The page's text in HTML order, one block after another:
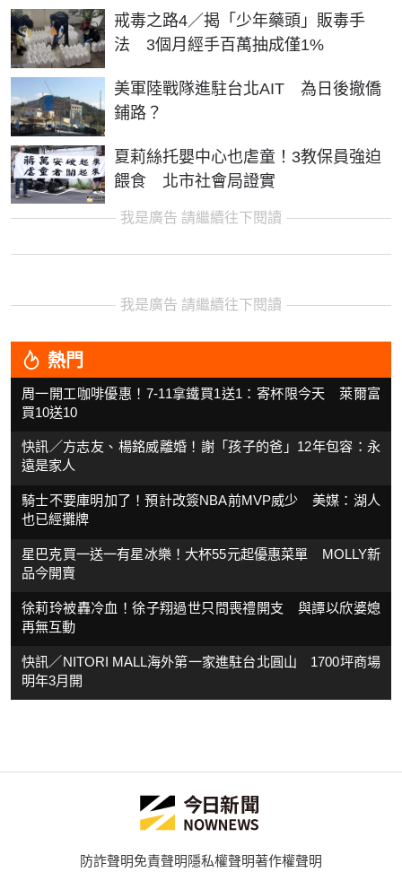
戒毒之路4／揭「少年藥頭」販毒手
法 3個月經手百萬抽成僅1%
美軍陸戰隊進駐台北AIT 為日後撤僑
鋪路？
夏莉絲托嬰中心也虐童！3教保員強迫
餵食 北市社會局證實
我是廣告 請繼續往下閱讀
我是廣告 請繼續往下閱讀
熱門
周一開工咖啡優惠！7-11拿鐵買1送1：寄杯限今天 萊爾富
買10送10
快訊／方志友、楊銘威離婚！謝「孩子的爸」12年包容：永
遠是家人
騎士不要庫明加了！預計改簽NBA前MVP威少 美媒：湖人
也已經攤牌
星巴克買一送一有星冰樂！大杯55元起優惠菜單 MOLLY新
品今開賣
徐莉玲被轟冷血！徐子翔過世只問喪禮開支 與譚以欣婆媳
再無互動
快訊／NITORI MALL海外第一家進駐台北圓山 1700坪商場
明年3月開
防詐聲明免責聲明隱私權聲明著作權聲明